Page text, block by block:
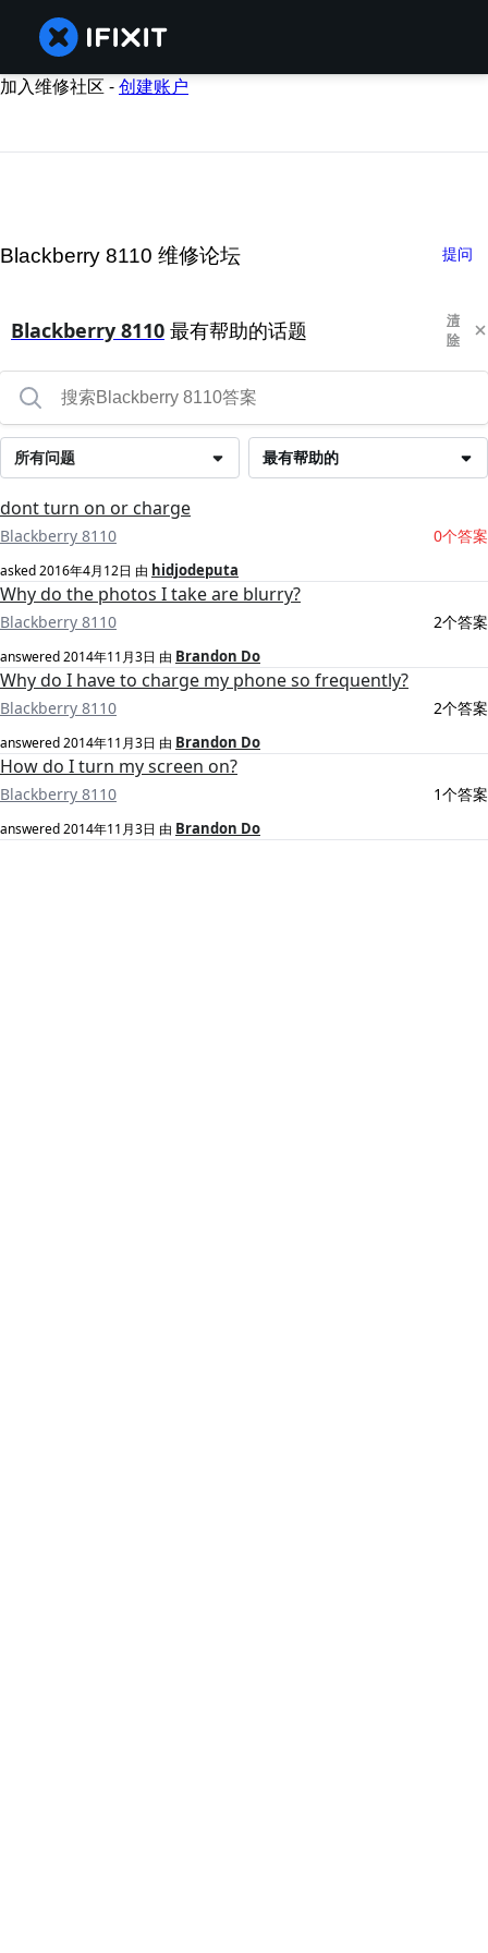
加入维修社区 -创建账户
Blackberry 8110 维修论坛 提问
Blackberry 8110 最有帮助的话题
清
除
最有帮助的
所有问题
dont turn on or charge
Blackberry 8110 0个答案
asked2016年4月12日 由 hidjodeputa
Why do the photos I take are blurry?
Blackberry 8110 2个答案
answered2014年11月3日 由 Brandon Do
Why do I have to charge my phone so frequently?
Blackberry 8110 2个答案
answered2014年11月3日 由 Brandon Do
How do I turn my screen on?
Blackberry 8110 1个答案
answered2014年11月3日 由 Brandon Do